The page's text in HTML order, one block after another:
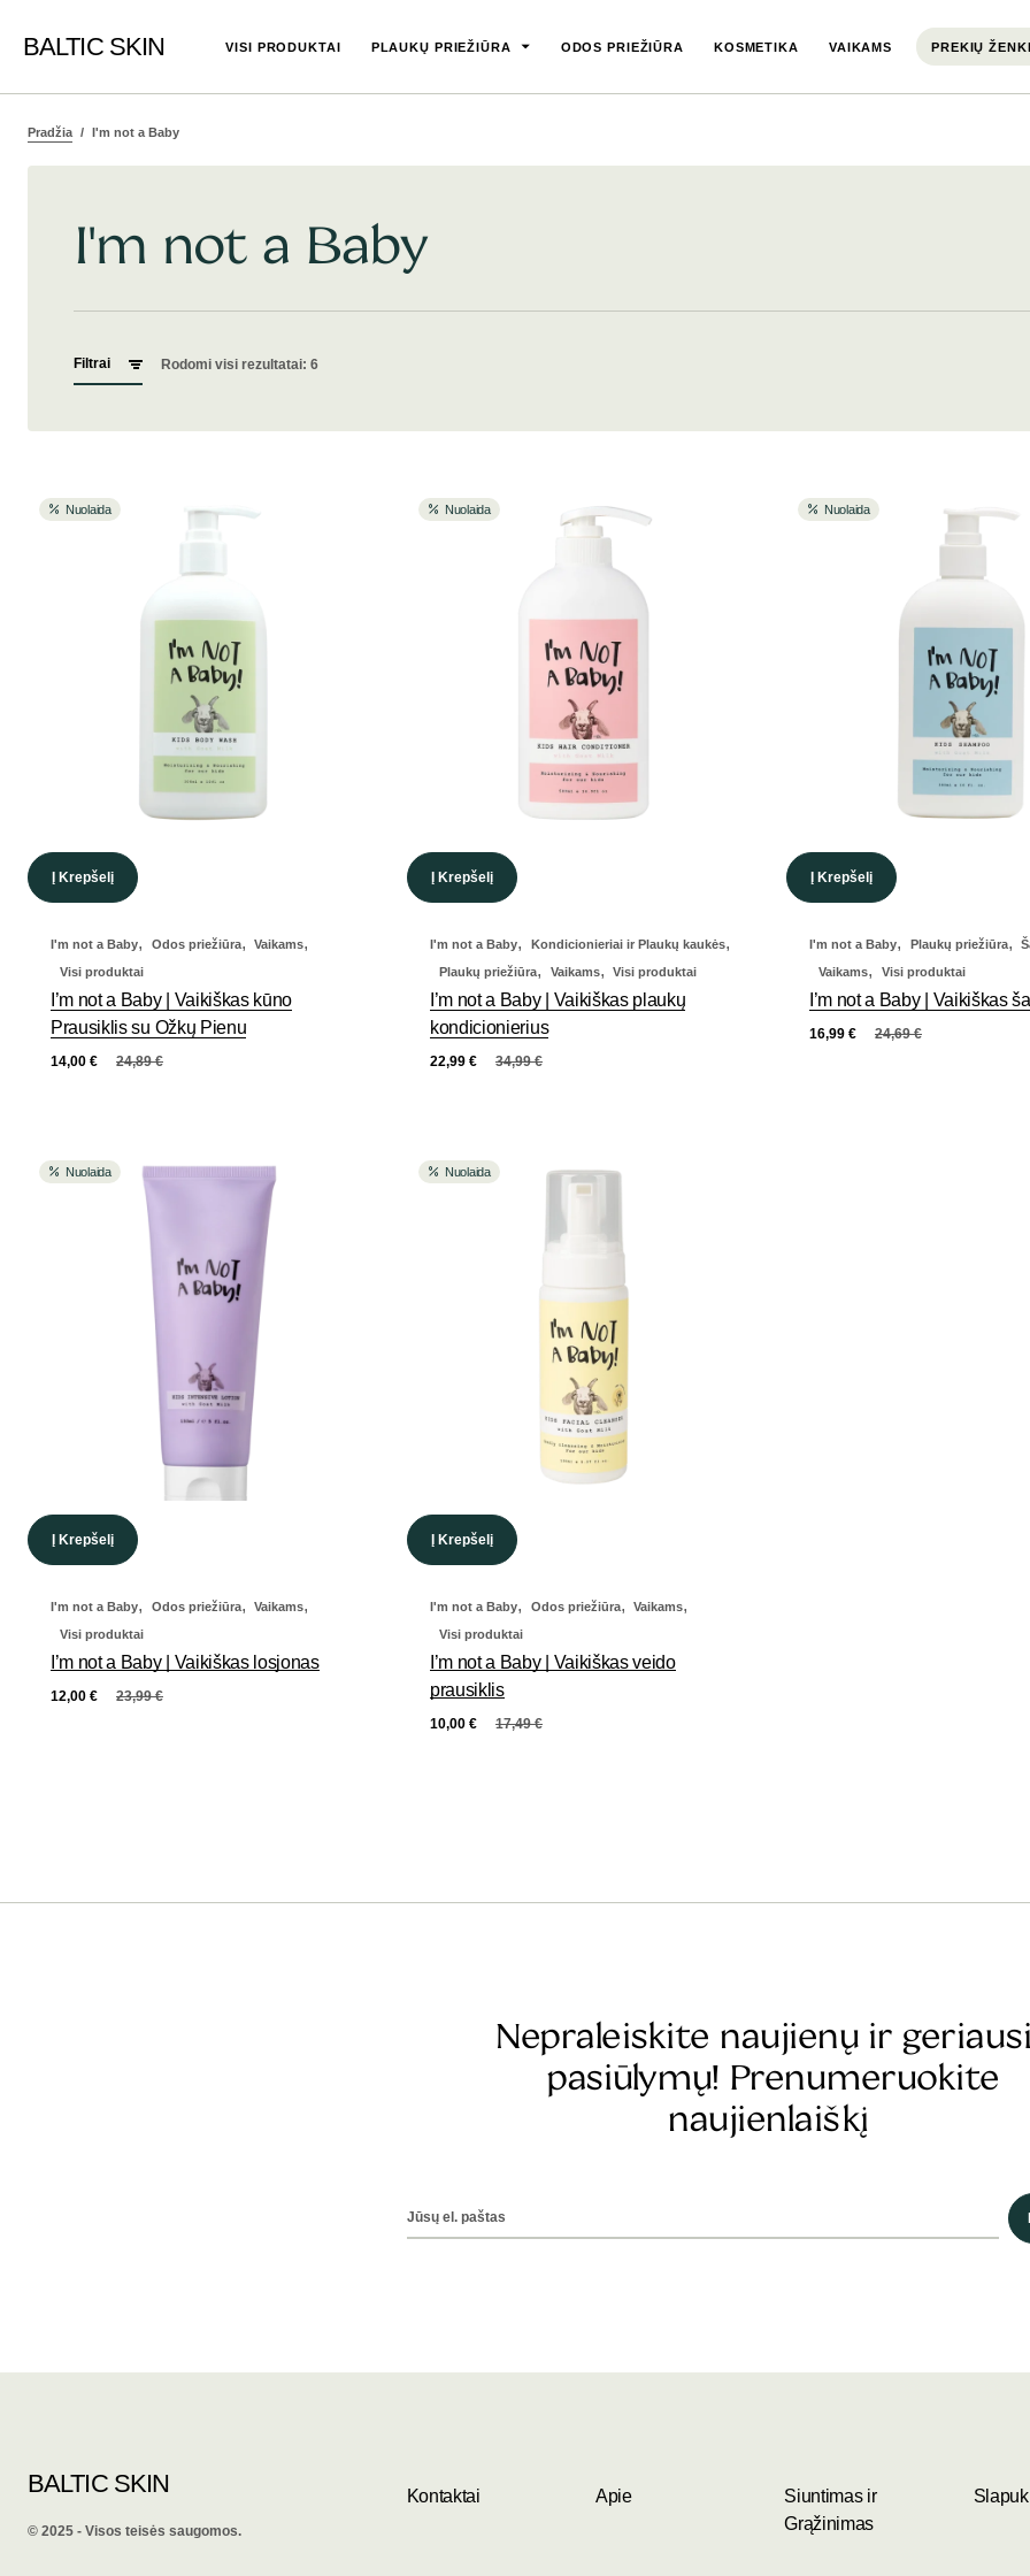
BALTIC SKIN VISI PRODUKTAI PLAUKŲ PRIEŽIŪRA ODOS PRIEŽIŪRA KOSMETIKA VAIKAMS PREKIŲ
Pradžia I'm not a Baby
I'm not a Baby
Filtrai Rodomi visi rezultatai: 6
Nuolaida
Į Krepšelį
I'm not a Baby, Odos priežiūra, Vaikams,
Visi produktai
I’m not a Baby | Vaikiškas kūno
Prausiklis su Ožkų Pienu
24,89€
14,00 €
Nuolaida
Į Krepšelį
I'm not a Baby, Kondicionieriai ir Plaukų kaukės,
Plaukų priežiūra, Vaikams, Visi produktai
I’m not a Baby | Vaikiškas plaukų
kondicionierius
34,99€
22,99 €
Nuolaida
Į Krepšelį
I'm not a Baby, Plaukų priežiūra,
Vaikams, Visi produktai
I’m not a Baby | Vaikiškas
24,69€
16,99 €
Nuolaida
Į Krepšelį
I'm not a Baby, Odos priežiūra, Vaikams,
Visi produktai
I’m not a Baby | Vaikiškas losjonas
23,99€
12,00 €
Nuolaida
Į Krepšelį
I'm not a Baby, Odos priežiūra, Vaikams,
Visi produktai
I’m not a Baby | Vaikiškas veido
prausiklis
17,49€
10,00 €
Nepraleiskite naujienų ir
pasiūlymų! Prenumeruokite
naujienlaiškį
BALTIC SKIN
©️ 2025 - Visos teisės saugomos.
Kontaktai Apie
Siuntimas ir
Grąžinimas